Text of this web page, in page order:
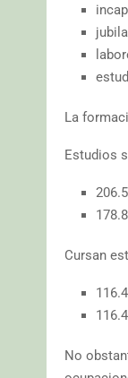
La
Estudios
Cursan
No